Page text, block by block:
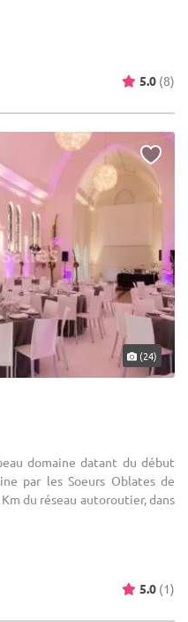
5.0 (8)
(24)
domaine datant du début
par les Soeurs Oblates de
du réseau autoroutier, dans
5.0 (1)